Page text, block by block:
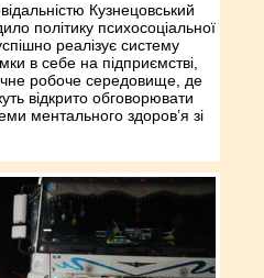
Кузнецовський
політику психосоціальної
реалізує систему
в себе на підприємстві,
робоче середовище, де
відкрито обговорювати
ментального здоров’я зі